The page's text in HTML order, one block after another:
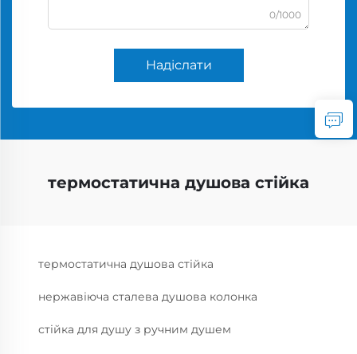
0/1000
Надіслати
термостатична душова стійка
термостатична душова стійка
нержавіюча сталева душова колонка
стійка для душу з ручним душем